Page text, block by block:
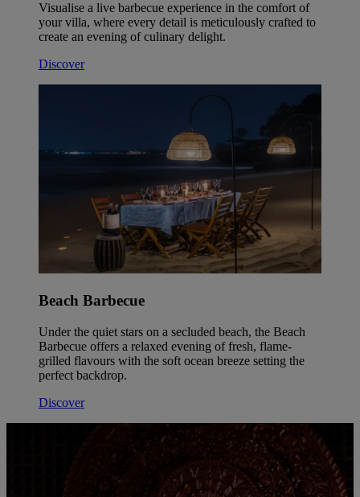
Visualise a live barbecue experience in the comfort of
your villa, where every detail is meticulously crafted to
create an evening of culinary delight.
Discover
Beach Barbecue
Under the quiet stars on a secluded beach, the Beach
Barbecue offers a relaxed evening of fresh, flame-
grilled flavours with the soft ocean breeze setting the
perfect backdrop.
Discover